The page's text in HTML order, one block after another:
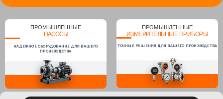
ПРОМЫШЛЕННЫЕ
НАСОСЫ
НАДЕЖНОЕ ОБОРУДОВАНИЕ ДЛЯ ВАШЕГО
ПРОИЗВОДСТВА
ПРОМЫШЛЕННЫЕ
ИЗМЕРИТЕЛЬНЫЕ ПРИБОРЫ
ТОЧНЫЕ РЕШЕНИЯ ДЛЯ ВАШЕГО ПРОИЗВОДСТВА